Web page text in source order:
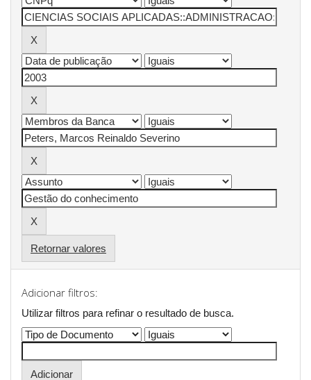
Retornar valores
Adicionar filtros:
Utilizar filtros para refinar o resultado de busca.